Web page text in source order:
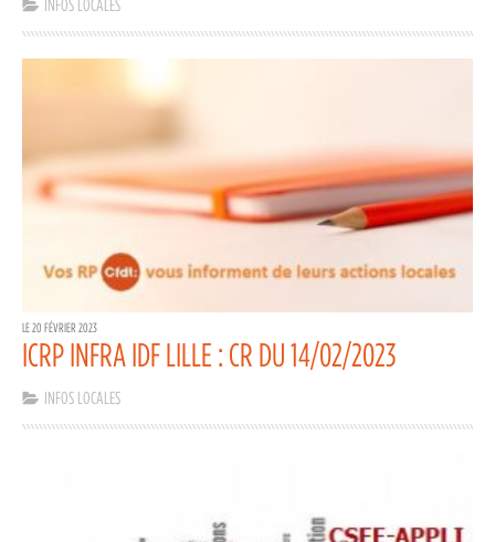
INFOS LOCALES
LE 20 FÉVRIER 2023
ICRP INFRA IDF LILLE : CR DU 14/02/2023
INFOS LOCALES